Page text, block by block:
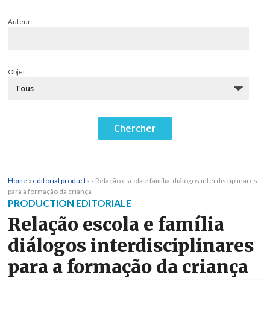
Auteur:
Objet:
Home » editorial products » Relação escola e família  diálogos interdisciplinares
para a formação da criança
PRODUCTION EDITORIALE
Relação escola e família 
diálogos interdisciplinares
para a formação da criança